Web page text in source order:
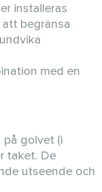
installeras
begränsa
med en
på golvet (i
taket. De
utseende och